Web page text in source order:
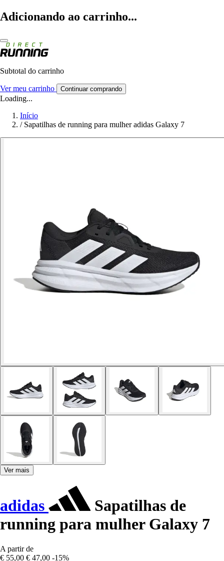
Adicionando ao carrinho...
Subtotal do carrinho
Ver meu carrinho Continuar comprando
Loading...
Início
/ Sapatilhas de running para mulher adidas Galaxy 7
Ver mais
adidas
Sapatilhas de
running para mulher Galaxy 7
A partir de
€ 55,00 € 47,00 -15%